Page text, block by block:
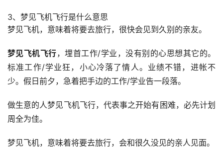
3、梦见飞机飞行是什么意思
梦见飞机，意味着将要去旅行，很快会见到久别的亲友。
梦见飞机飞行，埋首工作/学业，没有别的心思想其它的。
标准工作/学业狂，小心冷落了情人。业绩不错，进帐不
少。假日前夕，急着把手边的工作/学业告一段落。
做生意的人梦见飞机飞行，代表事之开始有困难，必先计划
周全为佳。
梦见飞机，意味着将要去旅行，会和很久没见的亲人见面。